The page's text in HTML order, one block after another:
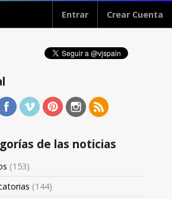
Entrar Crear Cuenta
de las noticias
(153)
(144)